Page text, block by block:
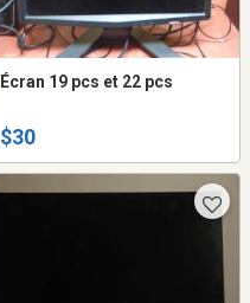
Écran 19 pcs et 22 pcs
$30